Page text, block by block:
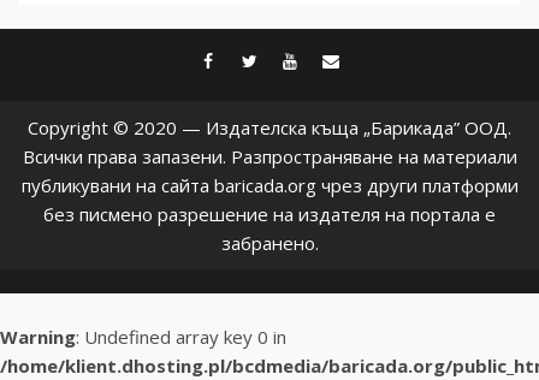
facebook
twitter
youtube
Copyright © 2020 — Издателска къща „Барикада” ООД.
Всички права запазени. Разпространяване на материали
публикувани на сайта baricada.org чрез други платформи
без писмено разрешение на издателя на портала е
забранено.
Warning: Undefined array key 0 in
/home/klient.dhosting.pl/bcdmedia/baricada.org/